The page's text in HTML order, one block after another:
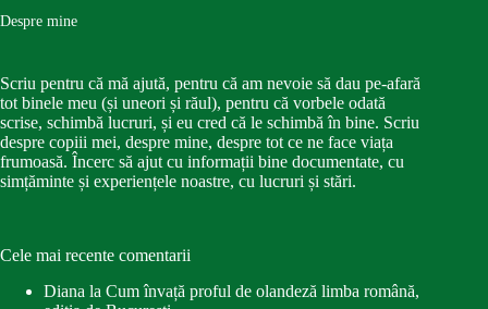
Despre mine
Scriu pentru că mă ajută, pentru că am nevoie să dau pe-afară
tot binele meu (și uneori și răul), pentru că vorbele odată
scrise, schimbă lucruri, și eu cred că le schimbă în bine. Scriu
despre copiii mei, despre mine, despre tot ce ne face viața
frumoasă. Încerc să ajut cu informații bine documentate, cu
simțăminte și experiențele noastre, cu lucruri și stări.
Cele mai recente comentarii
Diana la Cum învață proful de olandeză limba română,